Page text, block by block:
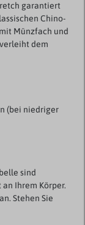
garantiert
Chino-
Münzfach und
dem
(bei niedriger
sind
Ihrem Körper.
Stehen Sie